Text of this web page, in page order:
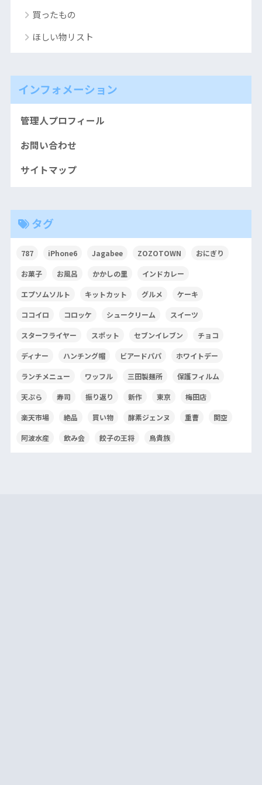
買ったもの
ほしい物リスト
インフォメーション
管理人プロフィール
お問い合わせ
サイトマップ
タグ
787 iPhone6 Jagabee ZOZOTOWN おにぎり
お菓子 お風呂 かかしの里 インドカレー
エプソムソルト キットカット グルメ ケーキ
ココイロ コロッケ シュークリーム スイーツ
スターフライヤー スポット セブンイレブン チョコ
ディナー ハンチング帽 ビアードパパ ホワイトデー
ランチメニュー ワッフル 三田製麺所 保護フィルム
天ぷら 寿司 振り返り 新作 東京 梅田店
楽天市場 絶品 買い物 酵素ジェンヌ 重曹 関空
阿波水産 飲み会 餃子の王将 鳥貴族